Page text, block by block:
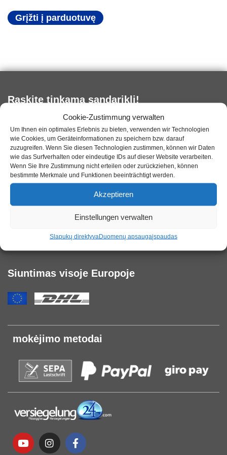
Cookie-Zustimmung verwalten
Um Ihnen ein optimales Erlebnis zu bieten, verwenden wir Technologien
wie Cookies, um Geräteinformationen zu speichern bzw. darauf
zuzugreifen. Wenn Sie diesen Technologien zustimmen, können wir Daten
wie das Surfverhalten oder eindeutige IDs auf dieser Website verarbeiten.
Wenn Sie Ihre Zustimmung nicht erteilen oder zurückziehen, können
bestimmte Merkmale und Funktionen beeinträchtigt werden.
Akzeptieren
Einstellungen verwalten
Slapukų direktyvaDuomenų apsaugaįspaudas
Grįžti į parduotuvę
Raskite tinkamą sandariklį!
Įveskite paviršių, kurį norite sandarinti. Pasiūlysime jums
tinkamą sandariklį.
Siuntimas visoje Europoje
mokėjimo metodai